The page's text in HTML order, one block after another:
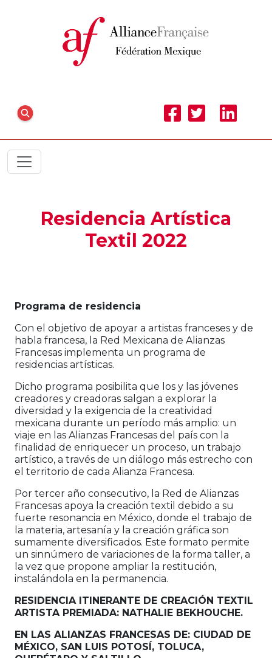
Residencia Artística
Textil 2022
Programa de residencia
Con el objetivo de apoyar a artistas franceses y de
habla francesa, la Red Mexicana de Alianzas
Francesas implementa un programa de
residencias artísticas.
Dicho programa posibilita que los y las jóvenes
creadores y creadoras salgan a explorar la
diversidad y la exigencia de la creatividad
mexicana durante un período más amplio: un
viaje en las Alianzas Francesas del país con la
finalidad de enriquecer un proceso, un trabajo
artístico, a través de un diálogo más estrecho con
el territorio de cada Alianza Francesa.
Por tercer año consecutivo, la Red de Alianzas
Francesas apoya la creación textil debido a su
fuerte resonancia en México, donde el trabajo de
la materia, artesanía y la creación gráfica son
sumamente diversificados. Este formato permite
un sinnúmero de variaciones de la forma taller, a
la vez que propone ampliar la restitución,
instalándola en la permanencia.
RESIDENCIA ITINERANTE DE CREACIÓN TEXTIL
ARTISTA PREMIADA: NATHALIE BEKHOUCHE.
EN LAS ALIANZAS FRANCESAS DE: CIUDAD DE
MÉXICO, SAN LUIS POTOSÍ, TOLUCA,